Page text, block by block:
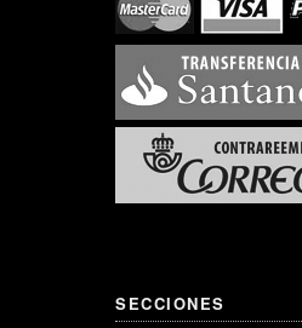
SECCIONES